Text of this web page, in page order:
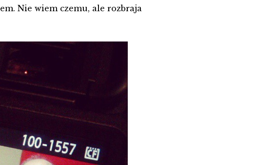
Nie wiem czemu, ale rozbraja